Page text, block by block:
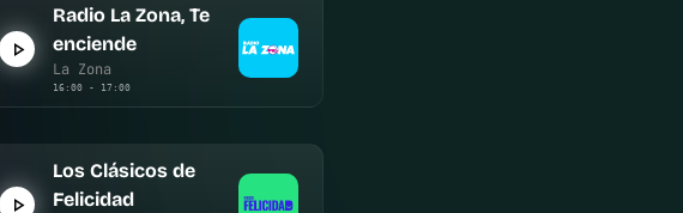
Radio La Zona, Te
enciende
La Zona
16:00 - 17:00
Los Clásicos de
Felicidad